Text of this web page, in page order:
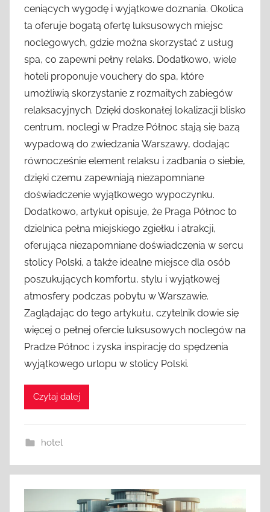
ceniących wygodę i wyjątkowe doznania. Okolica
ta oferuje bogatą ofertę luksusowych miejsc
noclegowych, gdzie można skorzystać z usług
spa, co zapewni pełny relaks. Dodatkowo, wiele
hoteli proponuje vouchery do spa, które
umożliwią skorzystanie z rozmaitych zabiegów
relaksacyjnych. Dzięki doskonałej lokalizacji blisko
centrum, noclegi w Pradze Północ stają się bazą
wypadową do zwiedzania Warszawy, dodając
równocześnie element relaksu i zadbania o siebie,
dzięki czemu zapewniają niezapomniane
doświadczenie wyjątkowego wypoczynku.
Dodatkowo, artykuł opisuje, że Praga Północ to
dzielnica pełna miejskiego zgiełku i atrakcji,
oferująca niezapomniane doświadczenia w sercu
stolicy Polski, a także idealne miejsce dla osób
poszukujących komfortu, stylu i wyjątkowej
atmosfery podczas pobytu w Warszawie.
Zaglądając do tego artykułu, czytelnik dowie się
więcej o pełnej ofercie luksusowych noclegów na
Pradze Północ i zyska inspirację do spędzenia
wyjątkowego urlopu w stolicy Polski.
Czytaj dalej
hotel